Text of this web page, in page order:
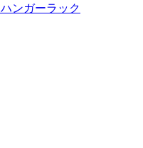
ンガーラック